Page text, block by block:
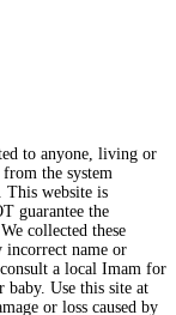
to anyone, living or
the system
This website is
guarantee the
collected these
name or
a local Imam for
Use this site at
or loss caused by